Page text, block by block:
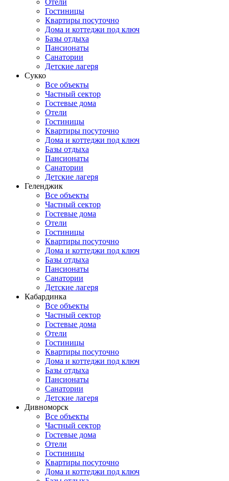
Отели
Гостиницы
Квартиры посуточно
Дома и коттеджи под ключ
Базы отдыха
Пансионаты
Санатории
Детские лагеря
Сукко
Все объекты
Частный сектор
Гостевые дома
Отели
Гостиницы
Квартиры посуточно
Дома и коттеджи под ключ
Базы отдыха
Пансионаты
Санатории
Детские лагеря
Геленджик
Все объекты
Частный сектор
Гостевые дома
Отели
Гостиницы
Квартиры посуточно
Дома и коттеджи под ключ
Базы отдыха
Пансионаты
Санатории
Детские лагеря
Кабардинка
Все объекты
Частный сектор
Гостевые дома
Отели
Гостиницы
Квартиры посуточно
Дома и коттеджи под ключ
Базы отдыха
Пансионаты
Санатории
Детские лагеря
Дивноморск
Все объекты
Частный сектор
Гостевые дома
Отели
Гостиницы
Квартиры посуточно
Дома и коттеджи под ключ